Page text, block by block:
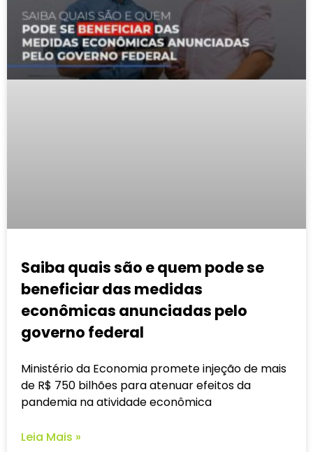
Saiba quais são e quem pode se
beneficiar das medidas
econômicas anunciadas pelo
governo federal
Ministério da Economia promete injeção de mais
de R$ 750 bilhões para atenuar efeitos da
pandemia na atividade econômica
Leia Mais »